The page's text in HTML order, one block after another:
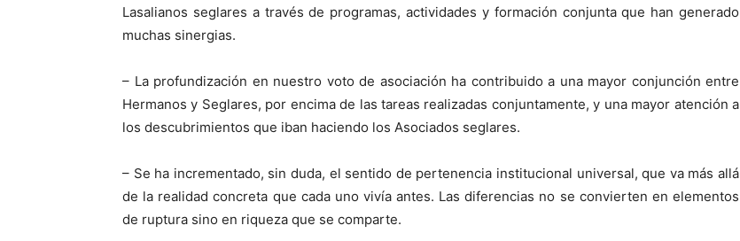
Lasalianos seglares a través de programas, actividades y formación conjunta que han generado
muchas sinergias.
– La profundización en nuestro voto de asociación ha contribuido a una mayor conjunción entre
Hermanos y Seglares, por encima de las tareas realizadas conjuntamente, y una mayor atención a
los descubrimientos que iban haciendo los Asociados seglares.
– Se ha incrementado, sin duda, el sentido de pertenencia institucional universal, que va más allá
de la realidad concreta que cada uno vivía antes. Las diferencias no se convierten en elementos
de ruptura sino en riqueza que se comparte.